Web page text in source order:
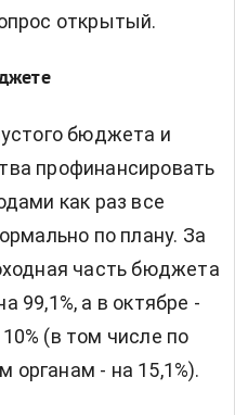
открытый.
бюджета и
профинансировать
как раз все
по плану. За
часть бюджета
99,1%, а в октябре -
(в том числе по
- на 15,1%).